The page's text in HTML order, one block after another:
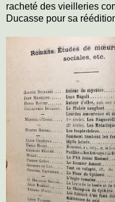
racheté des vieilleries
Ducasse pour sa